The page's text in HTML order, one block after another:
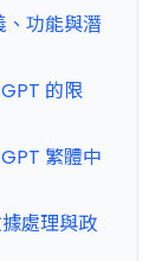
、功能與潛
的限
繁體中
處理與政